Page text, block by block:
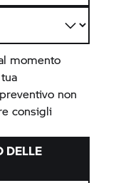
momento
non
consigli
DELLE